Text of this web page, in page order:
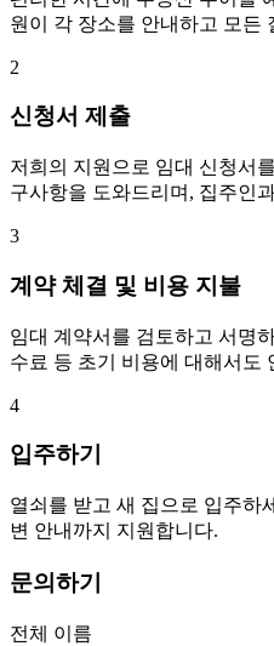
원이 각 장소를 안내하고 모든
2
신청서 제출
저희의 지원으로 임대 신청서
구사항을 도와드리며, 집주인
3
계약 체결 및 비용 지불
임대 계약서를 검토하고 서명
수료 등 초기 비용에 대해서도
4
입주하기
열쇠를 받고 새 집으로 입주하
변 안내까지 지원합니다.
문의하기
전체 이름